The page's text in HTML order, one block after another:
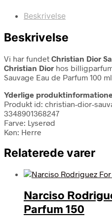
Beskrivelse
Beskrivelse
Vi har fundet Christian Dior
Christian Dior hos
Sauvage Eau de Parfum 100
Yderlige
Produkt id: christian-dior-
3348901368247
Farve: Lyserød
Køn: Herre
Relaterede varer
Narciso
Parfum 150